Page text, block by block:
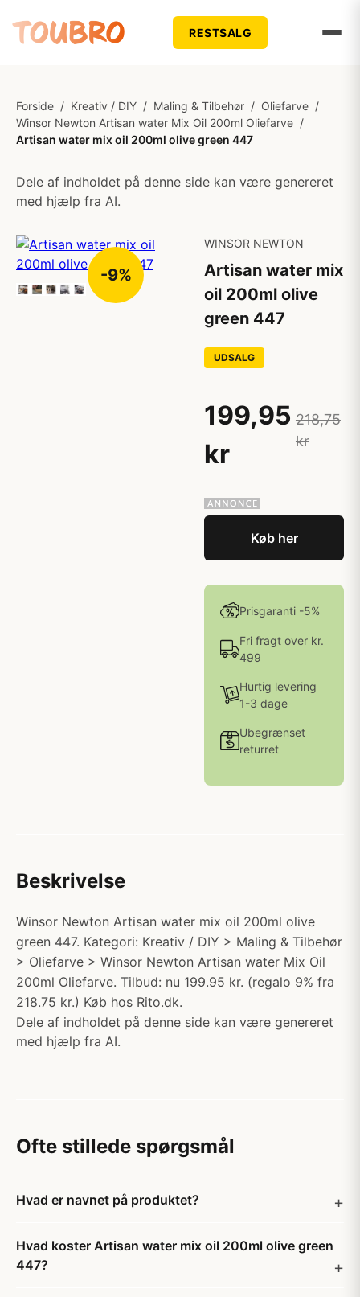
RESTSALG
Forside / Kreativ / DIY / Maling & Tilbehør / Oliefarve /
Winsor Newton Artisan water Mix Oil 200ml Oliefarve /
Artisan water mix oil 200ml olive green 447
Dele af indholdet på denne side kan være genereret
med hjælp fra AI.
-9%
WINSOR NEWTON
Artisan water mix
oil 200ml olive
green 447
UDSALG
199,95
kr
218,75
kr
Køb her
Prisgaranti -5%
Fri fragt over kr.
499
Hurtig levering
1-3 dage
Ubegrænset
returret
Beskrivelse
Winsor Newton Artisan water mix oil 200ml olive
green 447. Kategori: Kreativ / DIY > Maling & Tilbehør
> Oliefarve > Winsor Newton Artisan water Mix Oil
200ml Oliefarve. Tilbud: nu 199.95 kr. (regalo 9% fra
218.75 kr.) Køb hos Rito.dk.
Dele af indholdet på denne side kan være genereret
med hjælp fra AI.
Ofte stillede spørgsmål
Hvad er navnet på produktet?
Hvad koster Artisan water mix oil 200ml olive green
447?